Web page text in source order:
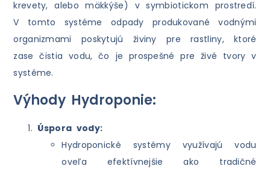
krevety, alebo mäkkýše) v symbiotickom prostredí.
V tomto systéme odpady produkované vodnými
organizmami poskytujú živiny pre rastliny, ktoré
zase čistia vodu, čo je prospešné pre živé tvory v
systéme.
Výhody Hydroponie:
Úspora vody:
Hydroponické systémy využívajú vodu
oveľa efektívnejšie ako tradičné